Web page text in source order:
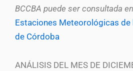
BCCBA puede ser consultada
Estaciones Meteorológicas de
de Córdoba
ANÁLISIS DEL MES DE